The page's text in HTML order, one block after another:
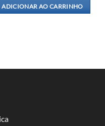
ADICIONAR AO CARRINHO